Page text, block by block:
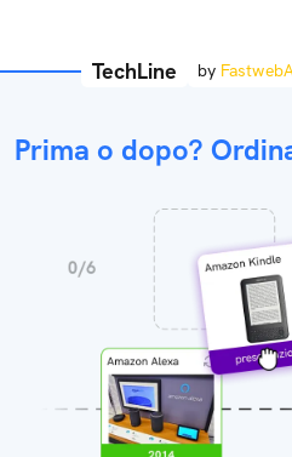
TechLine by
Prima o dopo?